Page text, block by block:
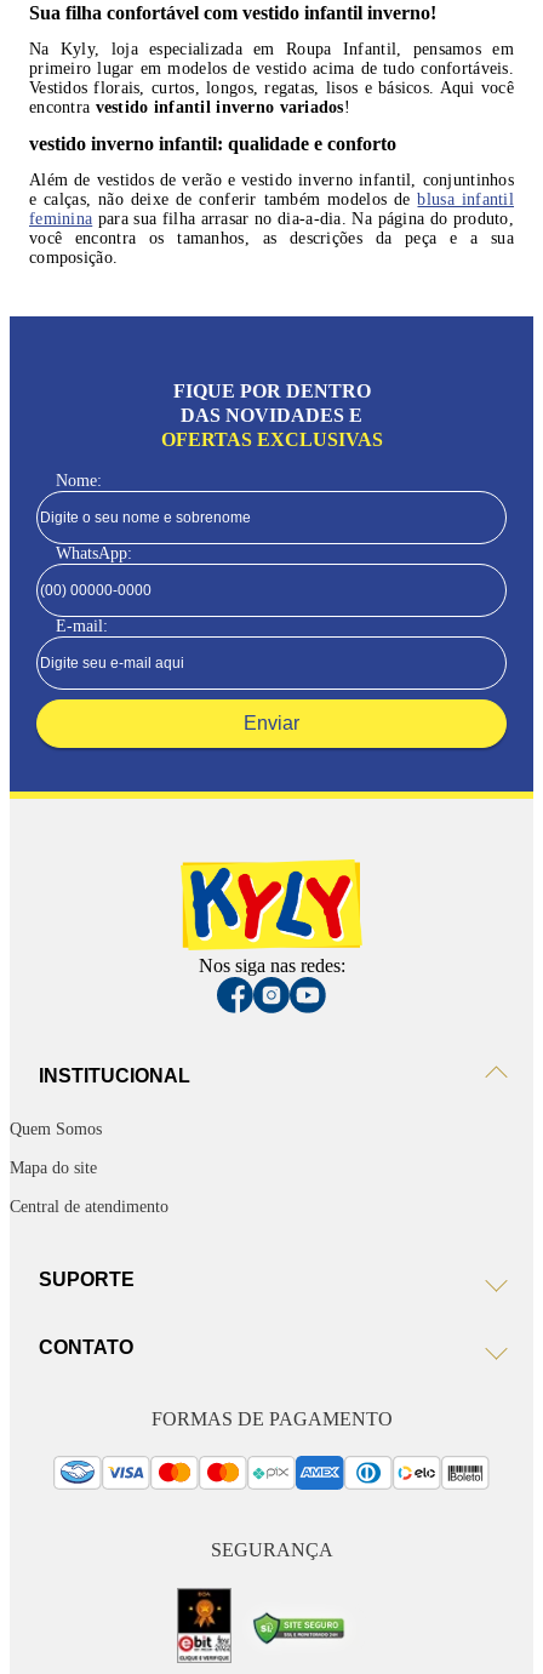
Sua filha confortável com vestido infantil inverno!
Na Kyly, loja especializada em Roupa Infantil, pensamos em
primeiro lugar em modelos de vestido acima de tudo confortáveis.
Vestidos florais, curtos, longos, regatas, lisos e básicos. Aqui você
encontra vestido infantil inverno variados!
vestido inverno infantil: qualidade e conforto
Além de vestidos de verão e vestido inverno infantil, conjuntinhos
e calças, não deixe de conferir também modelos deblusa infantil
feminina para sua filha arrasar no dia-a-dia. Na página do produto,
você encontra os tamanhos, as descrições da peça e a sua
composição.
FIQUE POR DENTRO
DAS NOVIDADES E
OFERTAS EXCLUSIVAS
Nome:
WhatsApp:
E-mail:
Enviar
Nos siga nas redes:
INSTITUCIONAL
Quem Somos
Mapa do site
Central de atendimento
SUPORTE
CONTATO
FORMAS DE PAGAMENTO
SEGURANÇA